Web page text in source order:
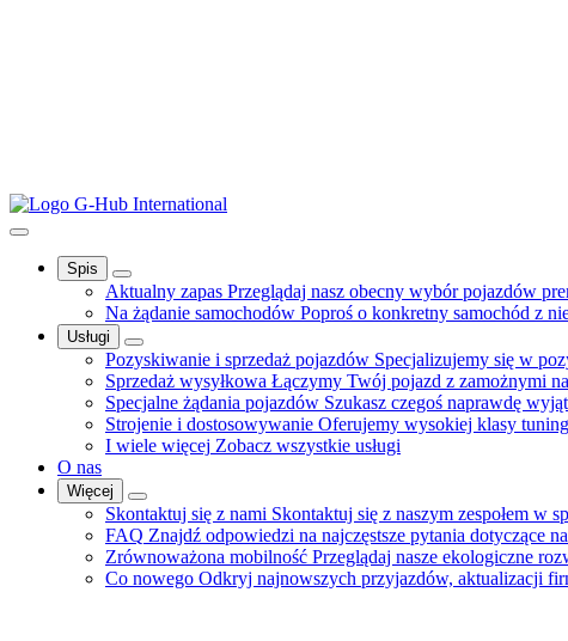
Spis
Aktualny zapas Przeglądaj nasz obecny wybór pojazdów
Na żądanie samochodów Poproś o konkretny samochód z
Usługi
Pozyskiwanie i sprzedaż pojazdów Specjalizujemy się w
Sprzedaż wysyłkowa Łączymy Twój pojazd z zamożnymi
Specjalne żądania pojazdów Szukasz czegoś naprawdę
Strojenie i dostosowywanie Oferujemy wysokiej klasy
I wiele więcej Zobacz wszystkie usługi
O nas
Więcej
Skontaktuj się z nami Skontaktuj się z naszym zespołem w
FAQ Znajdź odpowiedzi na najczęstsze pytania dotyczące
Zrównoważona mobilność Przeglądaj nasze ekologiczne
Co nowego Odkryj najnowszych przyjazdów, aktualizacji